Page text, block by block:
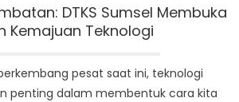
Data
DTKS Sumsel Membuka
Kemajuan Teknologi
pesat saat ini, teknologi
penting dalam membentuk cara kita